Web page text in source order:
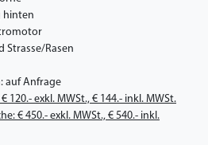
hinten
Strasse/Rasen
auf Anfrage
120.- exkl. MWSt., € 144.- inkl. MWSt.
€ 450.- exkl. MWSt., € 540.- inkl.